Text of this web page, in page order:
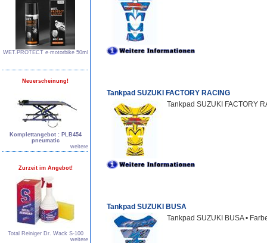
WET.PROTECT e∙motorbike 50ml
Neuerscheinung!
Komplettangebot : PLB454
pneumatic
weitere
Zurzeit im Angebot!
Total Reiniger Dr. Wack S-100
weitere
Tankpad SUZUKI FACTORY RACING
Tankpad SUZUKI FACTORY
Tankpad SUZUKI BUSA
Tankpad SUZUKI BUSA •